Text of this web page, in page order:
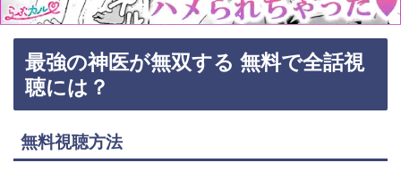
最強の神医が無双する 無料で全話視
聴には？
無料視聴方法